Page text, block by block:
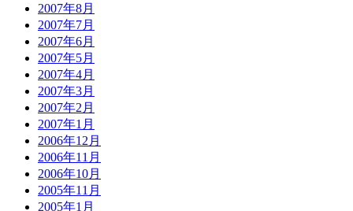
2007年8月
2007年7月
2007年6月
2007年5月
2007年4月
2007年3月
2007年2月
2007年1月
2006年12月
2006年11月
2006年10月
2005年11月
2005年1月